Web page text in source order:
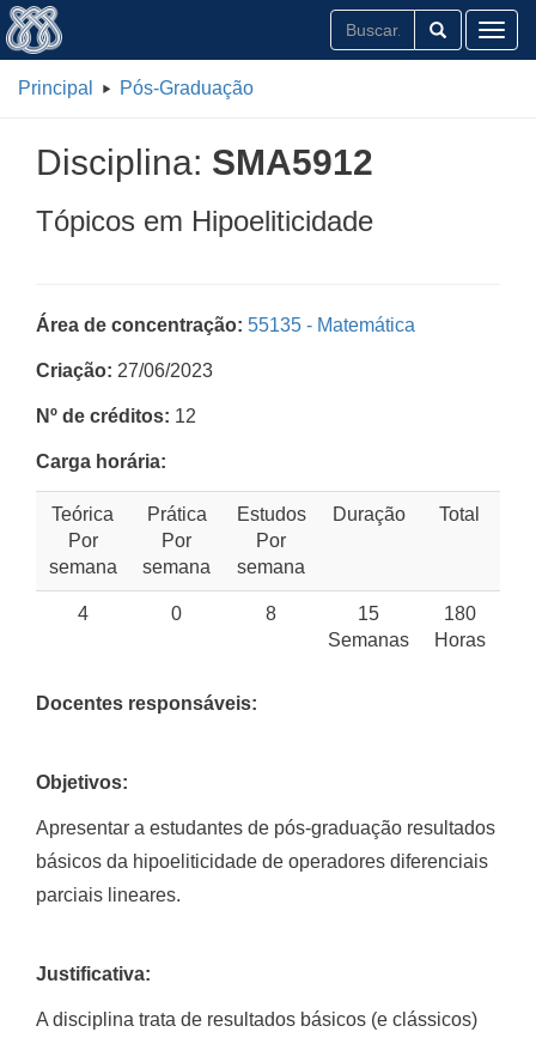
Principal Pós-Graduação
Disciplina: SMA5912
Tópicos em Hipoeliticidade
Área de concentração: 55135 - Matemática
Criação: 27/06/2023
Nº de créditos: 12
Carga horária:
Teórica
Por
semana
Prática
Por
semana
Estudos
Por
semana
Duração Total
4 0 8
15
Semanas
180
Horas
Docentes responsáveis:
Objetivos:
Apresentar a estudantes de pós-graduação resultados
básicos da hipoeliticidade de operadores diferenciais
parciais lineares.
Justificativa:
A disciplina trata de resultados básicos (e clássicos)